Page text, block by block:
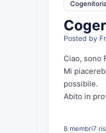
Posted by
Ciao, sono
Mi
possibile.
Abito in
8 membri7